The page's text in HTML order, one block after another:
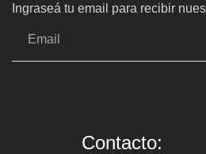
Ingraseá tu email para recibir
Contacto: